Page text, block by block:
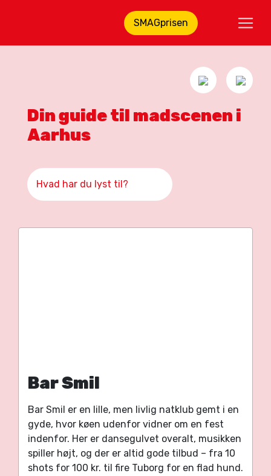
SMAGprisen
Din guide til madscenen i
Aarhus
Bar Smil
Bar Smil er en lille, men livlig natklub gemt i en
gyde, hvor køen udenfor vidner om en fest
indenfor. Her er dansegulvet overalt, musikken
spiller højt, og der er altid gode tilbud – fra 10
shots for 100 kr. til fire Tuborg for en flad hund.